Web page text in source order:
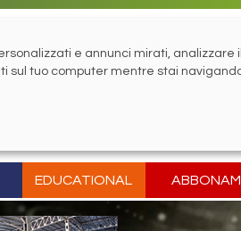
EDUCATIONAL
e annunci mirati, analizzare
sul tuo computer mentre stai